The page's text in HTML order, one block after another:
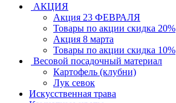
АКЦИЯ
Акция 23 ФЕВРАЛЯ
Товары по акции скидка 20%
Акция 8 марта
Товары по акции скидка 10%
Весовой посадочный материал
Картофель (клубни)
Лук севок
Искусственная трава